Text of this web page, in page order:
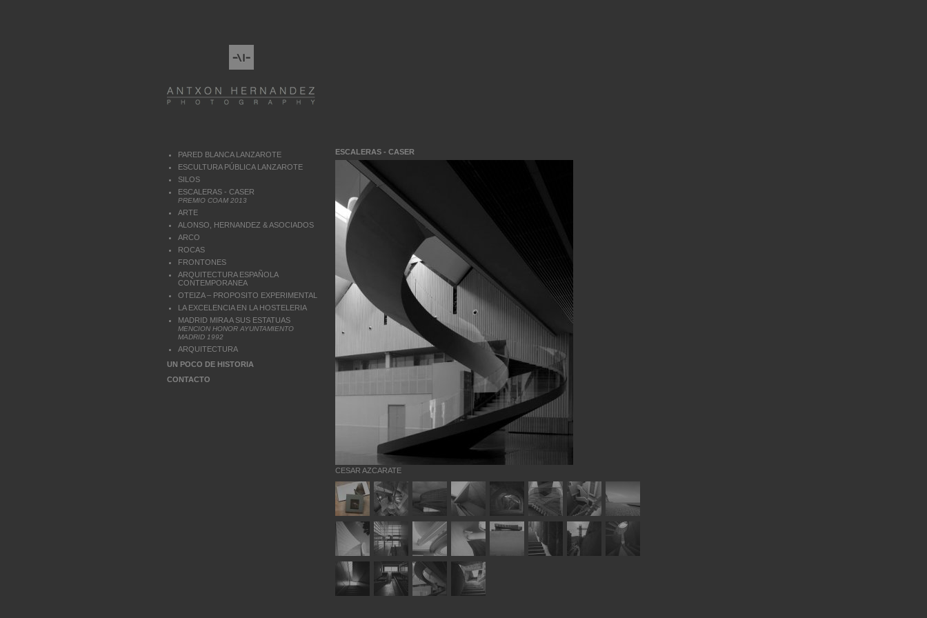
PARED BLANCA LANZAROTE
ESCULTURA PÚBLICA LANZAROTE
SILOS
ESCALERAS - CASER
PREMIO COAM 2013
ARTE
ALONSO, HERNANDEZ & ASOCIADOS
ARCO
ROCAS
FRONTONES
ARQUITECTURA ESPAÑOLA
CONTEMPORANEA
OTEIZA – PROPOSITO EXPERIMENTAL
LA EXCELENCIA EN LA HOSTELERIA
MADRID MIRA A SUS ESTATUAS
MENCION HONOR AYUNTAMIENTO
MADRID 1992
ARQUITECTURA
UN POCO DE HISTORIA
CONTACTO
ESCALERAS - CASER
CESAR AZCARATE